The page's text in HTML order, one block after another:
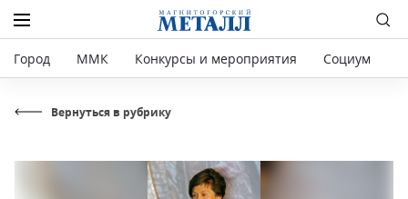
Город ММК Конкурсы и мероприятия Социум
Вернуться в рубрику